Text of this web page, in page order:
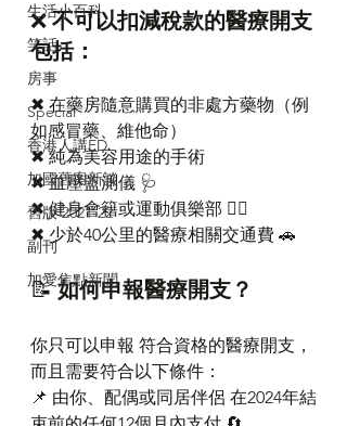
生活小百科
笑話
房事
Special
香港人講ED
加國舊案新談
舊版 2021-22
副刊
加愛焦點新聞
❌ 不可以扣減稅款的醫療開支
包括：
✖ 在藥房隨意購買的非處方藥物（例
如感冒藥、維他命）
✖ 純為美容用途的手術
✖ 血壓監測儀 🩺
✖ 健身會籍或運動俱樂部 🏋️‍♂️
✖ 少於40公里的醫療相關交通費 🚗
📝 如何申報醫療開支？
你只可以申報 符合資格的醫療開支，
而且需要符合以下條件：
📌 由你、配偶或同居伴侶 在2024年結